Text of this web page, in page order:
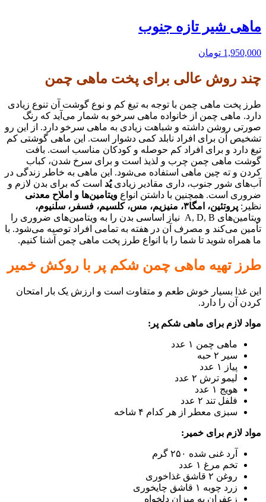
ماهی شیر تازه جنوب
1,950,000 تومان
چند روش عالی برای پخت ماهی چمن
طرز پخت ماهی چمن با توجه به تیغ کم و نوع گوشت آن تنوع زیادی
دارد. ماهی چمن از خانواده ماهی سرخو به شمار می‌آید که رنگ
صورتی روشن داشته و شباهت زیادی به ماهی سرخو دارد. از این رو
تشخیص آن برای افراد نابلد کمی دشوار است. این ماهی گوشتی کم
تیغ دارد و برای افراد کم حوصله و کودکان مناسب است. بافت
گوشت ماهی چمن چرب و لذیذ است و برای سرخ شدن، کباب
کردن و ته چین ماهی استفاده می‌شود. این ماهی به خاطر زندگی در
آب‌های شور جنوب، داری مقادیر زیادی یُد است که برای بدن لازم و
ضروری است. همچنین با داشتن انواع ویتامین‌ها و املاح معدنی
نظیر: پروتئین، امگا۳، منیزیم، مس، کلسیم، فسفر، سلنیوم،
ویتامین‌های A, D, B نیاز اساسی بدن را به ویتامین‌های ضروری را
تأمین می‌کند و مصرف آن در هفته به تمامی افراد توصیه می‌شود. با
ما همراه شوید تا شما را با انواع طرز پخت ماهی چمن آشنا کنیم.
طرز تهیه ماهی چمن شکم پر با روکش خمیر
این غذا بسیار خوش طعم و متفاوت است و ارزش یک بار امتحان
کردن آن را دارد.
مواد لازم برای ماهی شکم پر:
ماهی چمن ۱ عدد
سیر ۲ حبه
پیاز ۱ عدد
لیمو ترش ۲ عدد
هویج ۱ عدد
فلفل تند ۲ عدد
سبزی معطر از هر کدام ۴ شاخه
مواد لازم برای خمیر:
آرد غنی شده ۲۵۰ گرم
تخم مرغ ۱ عدد
روغن ۲ قاشق غذاخوری
زرد چوبه ۱ قاشق چایخوری
زعفران به میزان دلخواه